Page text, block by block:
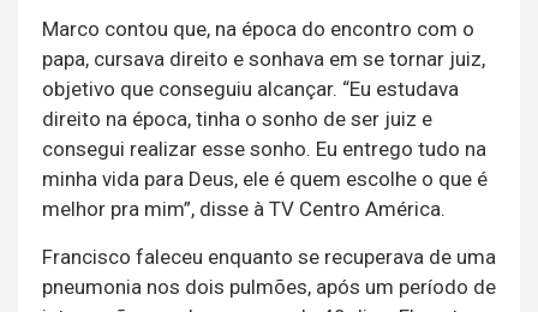
Marco contou que, na época do encontro com o
papa, cursava direito e sonhava em se tornar juiz,
objetivo que conseguiu alcançar. “Eu estudava
direito na época, tinha o sonho de ser juiz e
consegui realizar esse sonho. Eu entrego tudo na
minha vida para Deus, ele é quem escolhe o que é
melhor pra mim”, disse à TV Centro América.
Francisco faleceu enquanto se recuperava de uma
pneumonia nos dois pulmões, após um período de